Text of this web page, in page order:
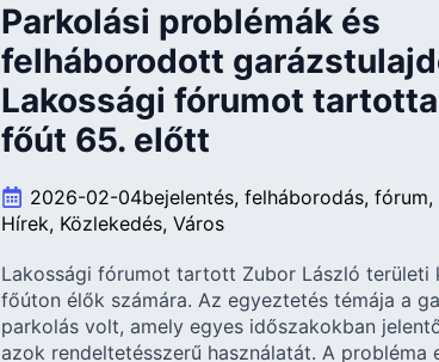
Parkolási problémák és
felháborodott
Lakossági fórumot
főút 65. előtt
2026-02-04bejelentés felháborodás fórum
Hírek Közlekedés Város
Lakossági fórumot tartott Zubor László területi
főúton élők számára. Az egyeztetés témája a
parkolás volt, amely egyes időszakokban
azok rendeltetésszerű használatát. A probléma